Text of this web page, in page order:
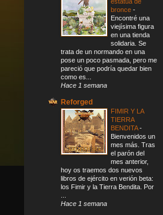
bronce -
Encontré una
viejísima figura
en una tienda
solidaria. Se
trata de un normando en una
pose un poco pasmada, pero me
pareció que podría quedar bien
como es...
Hace 1 semana
Reforged
FIMIR Y LA
TIERRA
BENDITA-
Bienvenidos un
mes más. Tras
el parón del
mes anterior,
hoy os traemos dos nuevos
libros de ejército en verión beta:
los Fimir y la Tierra Bendita. Por
Hace 1 semana